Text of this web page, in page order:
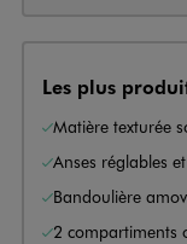
Les plus
Matière texturée
Anses réglables
Bandoulière
2 compartiments